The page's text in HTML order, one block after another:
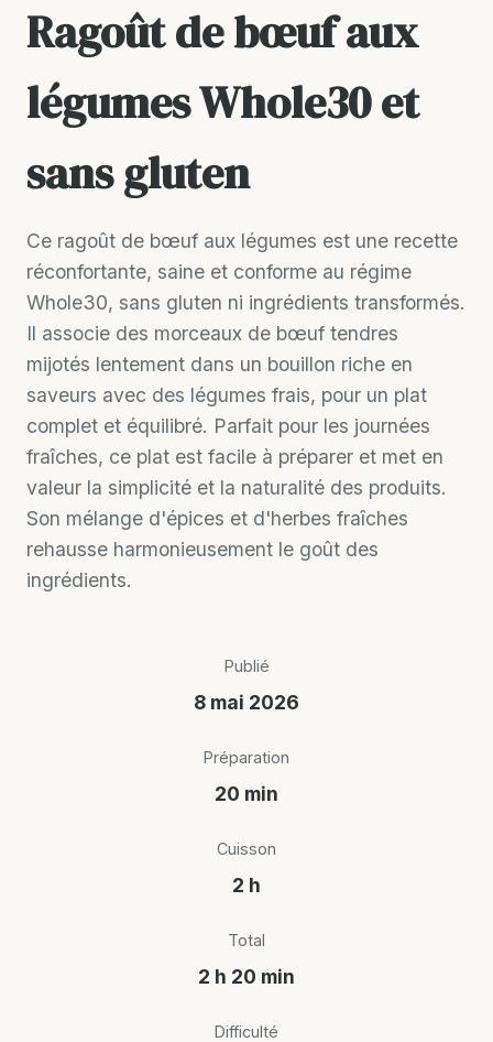
Ragoût de bœuf aux
légumes Whole30 et
sans gluten
Ce ragoût de bœuf aux légumes est une recette
réconfortante, saine et conforme au régime
Whole30, sans gluten ni ingrédients transformés.
Il associe des morceaux de bœuf tendres
mijotés lentement dans un bouillon riche en
saveurs avec des légumes frais, pour un plat
complet et équilibré. Parfait pour les journées
fraîches, ce plat est facile à préparer et met en
valeur la simplicité et la naturalité des produits.
Son mélange d'épices et d'herbes fraîches
rehausse harmonieusement le goût des
ingrédients.
Publié
8 mai 2026
Préparation
20 min
Cuisson
2 h
Total
2 h 20 min
Difficulté